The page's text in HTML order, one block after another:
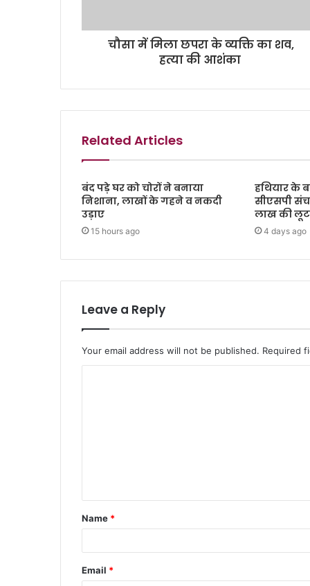
चौसा में मिला छपरा के व्यक्ति का शव,
हत्या की आशंका
Related Articles
बंद पड़े घर को चोरों ने बनाया
निशाना, लाखों के गहने व नकदी
उड़ाए
15 hours ago
हथियार के
सीएसपी
लाख की
4 days ago
Leave a Reply
Your email address will not be published. Required
Name *
Email *